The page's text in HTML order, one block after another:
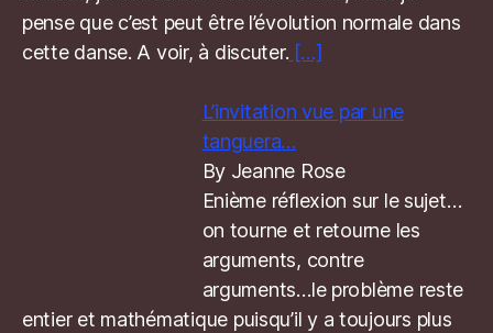
pense que c’est peut être l’évolution normale dans
cette danse. A voir, à discuter. […]
L’invitation vue par une
tanguera…
By Jeanne Rose
Enième réflexion sur le sujet…
on tourne et retourne les
arguments, contre
arguments…le problème reste
entier et mathématique puisqu’il y a toujours plus